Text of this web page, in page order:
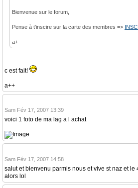
Bienvenue sur le forum,
Pense à t'inscire sur la carte des membres =>
a+
c est fait!
a++
Sam Fév 17, 2007 13:39
voici 1 foto de ma lag a l achat
Sam Fév 17, 2007 14:58
salut et bienvenu parmis nous et vive st naz et le
alors lol